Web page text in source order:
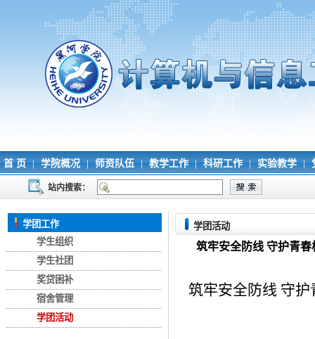
首 页 | 学院概况 | 师资队伍 | 教学工作 | 科研工作 | 实验教学 |
站内搜索：
学团工作
学生组织
学生社团
奖贷困补
宿舍管理
学团活动
学团活动
筑牢安全防线 守护青
筑牢安全防线 守护